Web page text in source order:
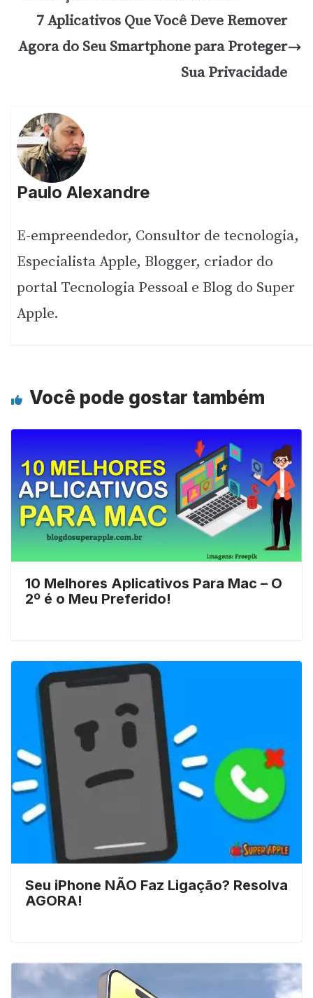
7 Aplicativos Que Você Deve Remover
Agora do Seu Smartphone para Proteger
Sua Privacidade
Paulo Alexandre
E-empreendedor, Consultor de tecnologia,
Especialista Apple, Blogger, criador do
portal Tecnologia Pessoal e Blog do Super
Apple.
Você pode gostar também
10 Melhores Aplicativos Para Mac – O
2º é o Meu Preferido!
Seu iPhone NÃO Faz Ligação? Resolva
AGORA!